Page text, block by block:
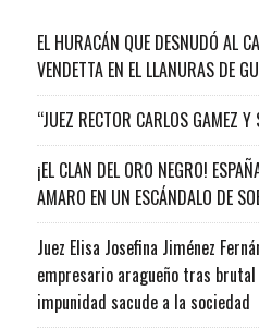
EL HURACÁN QUE DESNUDÓ AL
VENDETTA EN EL LLANURAS DE
“JUEZ RECTOR CARLOS GAMEZ
¡EL CLAN DEL ORO NEGRO!
AMARO EN UN ESCÁNDALO DE
Juez Elisa Josefina Jiménez
empresario aragueño tras brutal
impunidad sacude a la sociedad